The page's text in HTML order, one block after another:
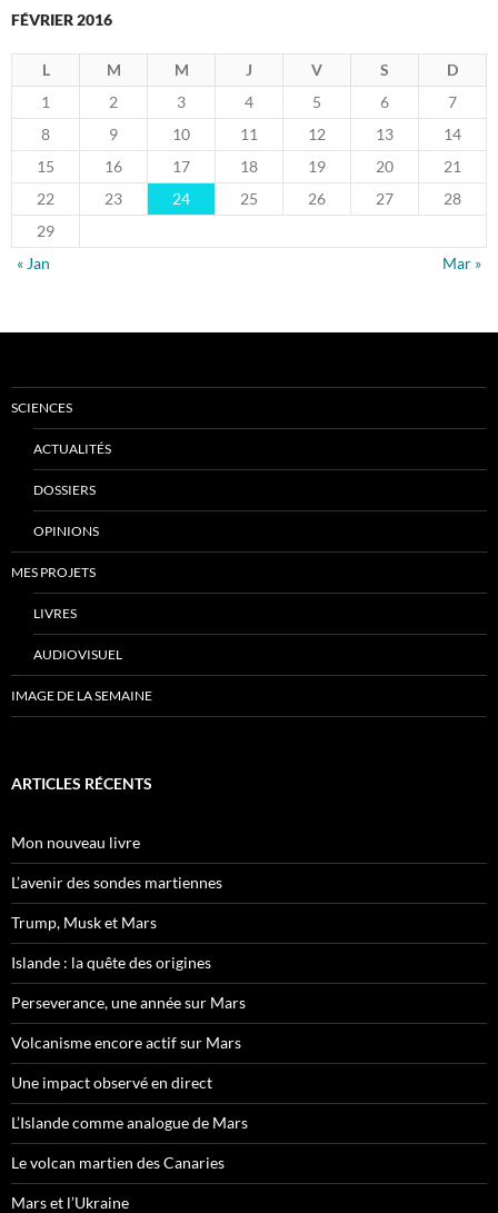
FÉVRIER 2016
L M M J V S
D
1
2 3 4 5 6
7
8
9 10 11 12 13
14
15
16 17 18 19 20
21
22
23 24 25 26 27
28
29
« Jan
Mar »
SCIENCES
ACTUALITÉS
DOSSIERS
OPINIONS
MES PROJETS
LIVRES
AUDIOVISUEL
IMAGE DE LA SEMAINE
ARTICLES RÉCENTS
Mon nouveau livre
L’avenir des sondes martiennes
Trump, Musk et Mars
Islande : la quête des origines
Perseverance, une année sur Mars
Volcanisme encore actif sur Mars
Une impact observé en direct
L’Islande comme analogue de Mars
Le volcan martien des Canaries
Mars et l’Ukraine